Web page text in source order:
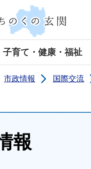
子育て・健康・福祉
市政情報 国際交流
報